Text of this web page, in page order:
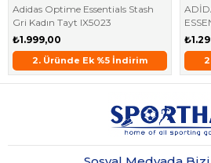
Adidas Optime Essentials Stash
Gri Kadın Tayt IX5023
₺1.999,00
2. Üründe Ek %5 İndirim
Aynı Gün Kargo !
2. Üründe Ek %5 İndirim